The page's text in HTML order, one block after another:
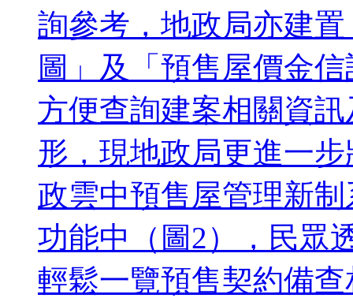
詢參考，地政局亦建
圖」及「預售屋價金
方便查詢建案相關資
形，現地政局更進一
政雲中預售屋管理新
功能中（圖2），民眾
輕鬆一覽預售契約備